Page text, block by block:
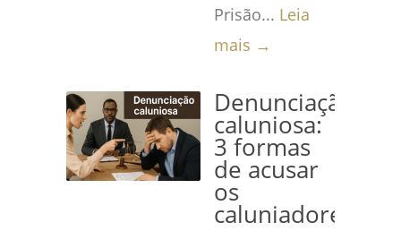
Prisão... Leia
mais →
Denunciação
caluniosa:
3 formas
de acusar
os
caluniadores